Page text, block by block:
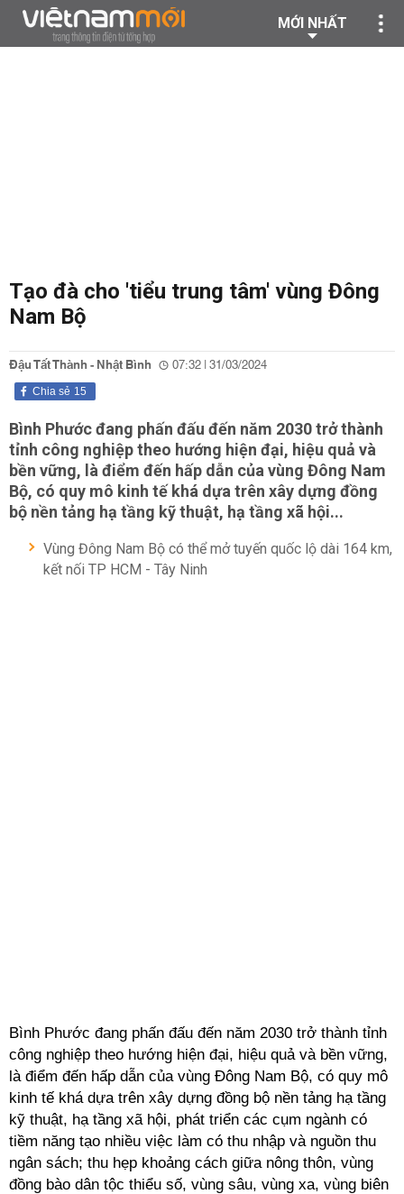
MỚI NHẤT
Tạo đà cho 'tiểu trung tâm' vùng Đông
Nam Bộ
Đậu Tất Thành - Nhật Bình 07:32 | 31/03/2024
15
Chia sẻ
Bình Phước đang phấn đấu đến năm 2030 trở thành
tỉnh công nghiệp theo hướng hiện đại, hiệu quả và
bền vững, là điểm đến hấp dẫn của vùng Đông Nam
Bộ, có quy mô kinh tế khá dựa trên xây dựng đồng
bộ nền tảng hạ tầng kỹ thuật, hạ tầng xã hội...
Vùng Đông Nam Bộ có thể mở tuyến quốc lộ dài 164 km,
kết nối TP HCM - Tây Ninh
Bình Phước đang phấn đấu đến năm 2030 trở thành tỉnh
công nghiệp theo hướng hiện đại, hiệu quả và bền vững,
là điểm đến hấp dẫn của vùng Đông Nam Bộ, có quy mô
kinh tế khá dựa trên xây dựng đồng bộ nền tảng hạ tầng
kỹ thuật, hạ tầng xã hội, phát triển các cụm ngành có
tiềm năng tạo nhiều việc làm có thu nhập và nguồn thu
ngân sách; thu hẹp khoảng cách giữa nông thôn, vùng
đồng bào dân tộc thiểu số, vùng sâu, vùng xa, vùng biên